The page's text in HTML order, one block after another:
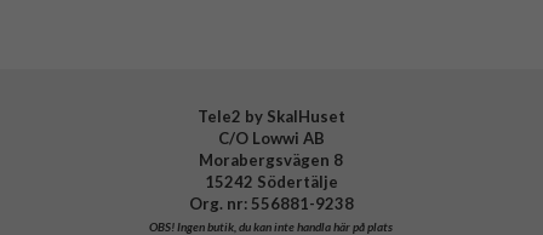
Tele2 by SkalHuset
C/O Lowwi AB
Morabergsvägen 8
15242 Södertälje
Org. nr: 556881-9238
OBS!Ingen butik, du kan inte handla här på plats